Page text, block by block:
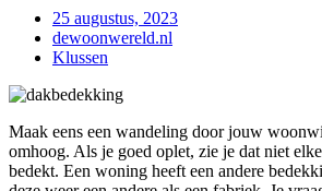
25 augustus, 2023
dewoonwereld.nl
Klussen
Maak eens een wandeling door jouw
omhoog. Als je goed oplet, zie je dat niet
bedekt. Een woning heeft een andere